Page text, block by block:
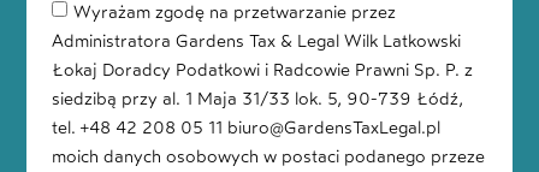
Wyrażam zgodę na przetwarzanie przez
Administratora Gardens Tax & Legal Wilk Latkowski
Łokaj Doradcy Podatkowi i Radcowie Prawni Sp. P. z
siedzibą przy al. 1 Maja 31/33 lok. 5, 90-739 Łódź,
tel. +48 42 208 05 11 biuro@GardensTaxLegal.pl
moich danych osobowych w postaci podanego przeze